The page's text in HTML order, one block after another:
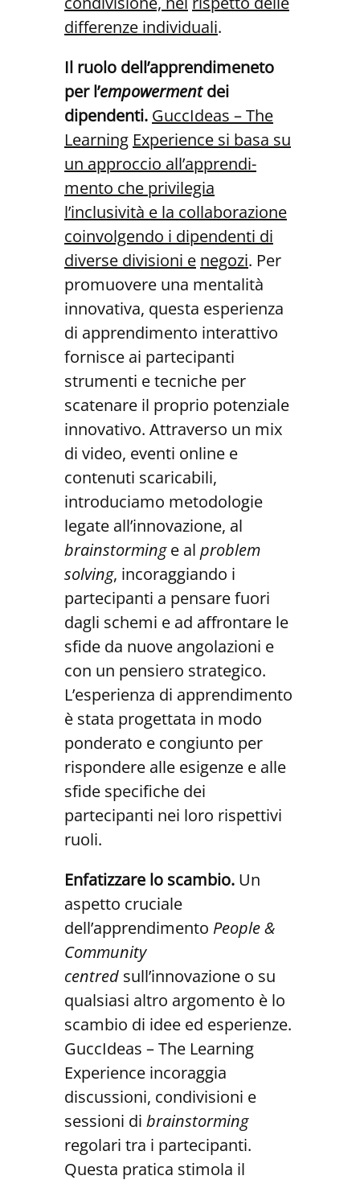
differenze individuali.
Il ruolo dell’apprendimeneto
per l’empowermentdei
dipendenti. GuccIdeas – The
Learning Experience si basa su
un approccio all’apprendi-
mento che privilegia
l’inclusività e la collaborazione
coinvolgendo i dipendenti di
diverse divisioni e negozi. Per
promuovere una mentalità
innovativa, questa esperienza
di apprendimento interattivo
fornisce ai partecipanti
strumenti e tecniche per
scatenare il proprio potenziale
innovativo. Attraverso un mix
di video, eventi online e
contenuti scaricabili,
introduciamo metodologie
legate all’innovazione, al
brainstorminge al problem
solving, incoraggiando i
partecipanti a pensare fuori
dagli schemi e ad affrontare le
sfide da nuove angolazioni e
con un pensiero strategico.
L’esperienza di apprendimento
è stata progettata in modo
ponderato e congiunto per
rispondere alle esigenze e alle
sfide specifiche dei
partecipanti nei loro rispettivi
ruoli.
Enfatizzare lo scambio. Un
aspetto cruciale
dell’apprendimento People &
Community
centred sull’innovazione o su
qualsiasi altro argomento è lo
scambio di idee ed esperienze.
GuccIdeas – The Learning
Experience incoraggia
discussioni, condivisioni e
sessioni di brainstorming
regolari tra i partecipanti.
Questa pratica stimola il